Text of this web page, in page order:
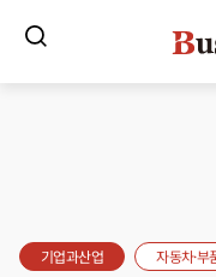
기업과산업 자동차·부